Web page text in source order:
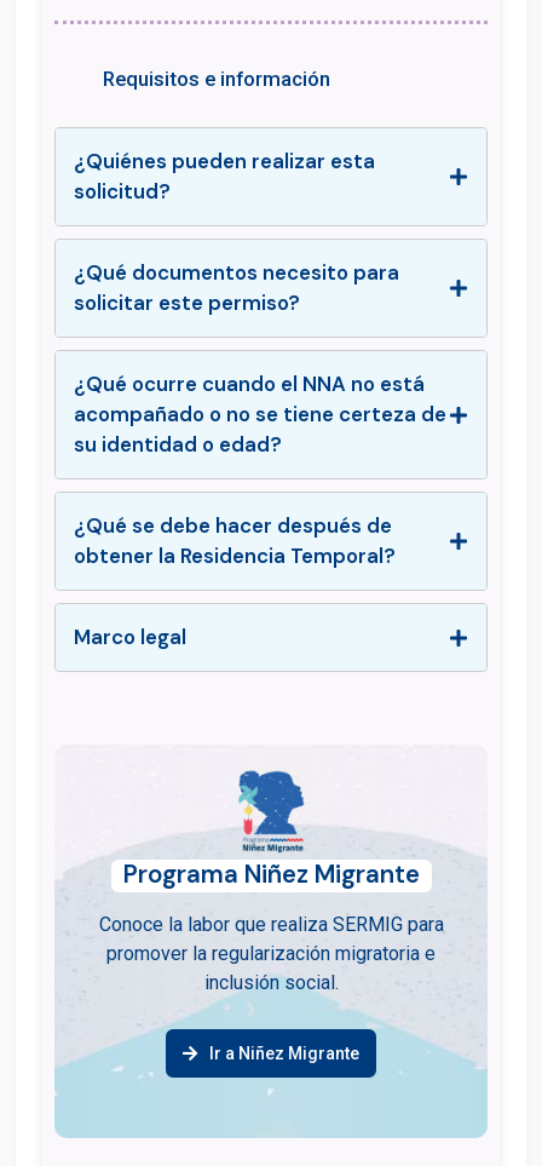
Requisitos e información
¿Quiénes pueden realizar esta
solicitud?
¿Qué documentos necesito para
solicitar este permiso?
¿Qué ocurre cuando el NNA no está
acompañado o no se tiene certeza de
su identidad o edad?
¿Qué se debe hacer después de
obtener la Residencia Temporal?
Marco legal
Programa Niñez Migrante
Conoce la labor que realiza SERMIG para
promover la regularización migratoria e
inclusión social.
Ir a Niñez Migrante